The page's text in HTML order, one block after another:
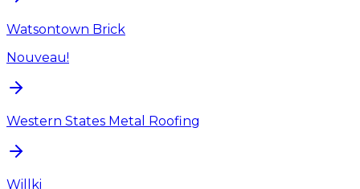
Watsontown Brick
Nouveau!
Western States Metal Roofing
Willki